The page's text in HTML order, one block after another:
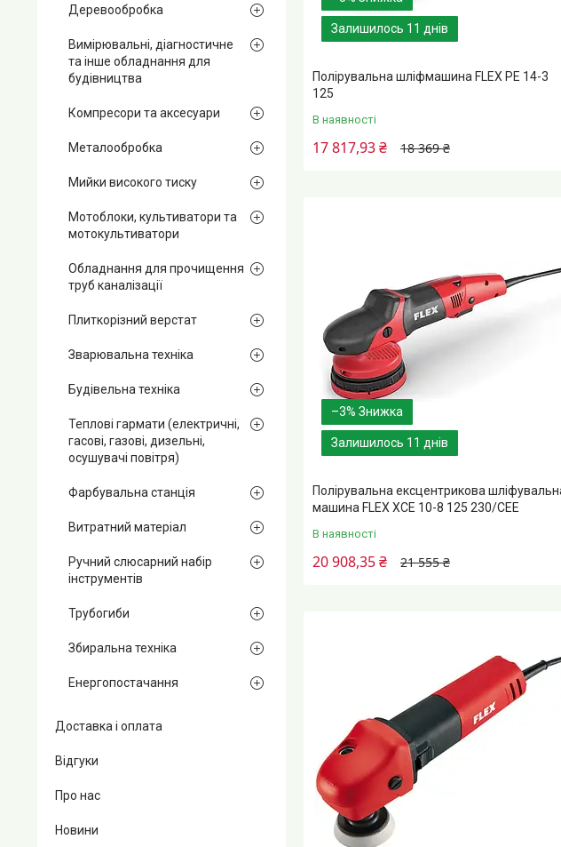
Залишилось 11 днів
Полірувальна шліфмашина FLEX PE 14-3
125
В наявності
18 369 ₴
17 817,93 ₴
–3%
Залишилось 11 днів
Полірувальна ексцентрикова
машина FLEX XCE 10-8 125 230/CEE
В наявності
21 555 ₴
20 908,35 ₴
Деревообробка
Вимірювальні, діагностичне
та інше обладнання для
будівництва
Компресори та аксесуари
Металообробка
Мийки високого тиску
Мотоблоки, культиватори та
мотокультиватори
Обладнання для прочищення
труб каналізації
Плиткорізний верстат
Зварювальна техніка
Будівельна техніка
Теплові гармати (електричні,
гасові, газові, дизельні,
осушувачі повітря)
Фарбувальна станція
Витратний матеріал
Ручний слюсарний набір
інструментів
Трубогиби
Збиральна техніка
Енергопостачання
Доставка і оплата
Відгуки
Про нас
Новини